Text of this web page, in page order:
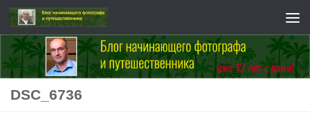
Перейти к содержимому
DSC_6736